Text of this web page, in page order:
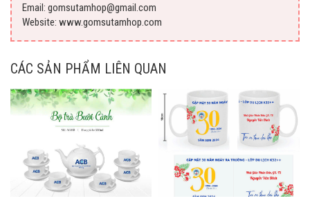
Email: gomsutamhop@gmail.com
Website: www.gomsutamhop.com
CÁC SẢN PHẨM LIÊN QUAN